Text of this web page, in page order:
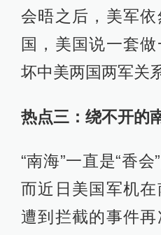
会晤之后，美军
国，美国说一套
坏中美两国两军关
热点三：绕不开的
“南海”一直是“香会
而近日美国军机
遭到拦截的事件